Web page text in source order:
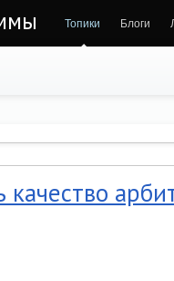
Топики Блоги